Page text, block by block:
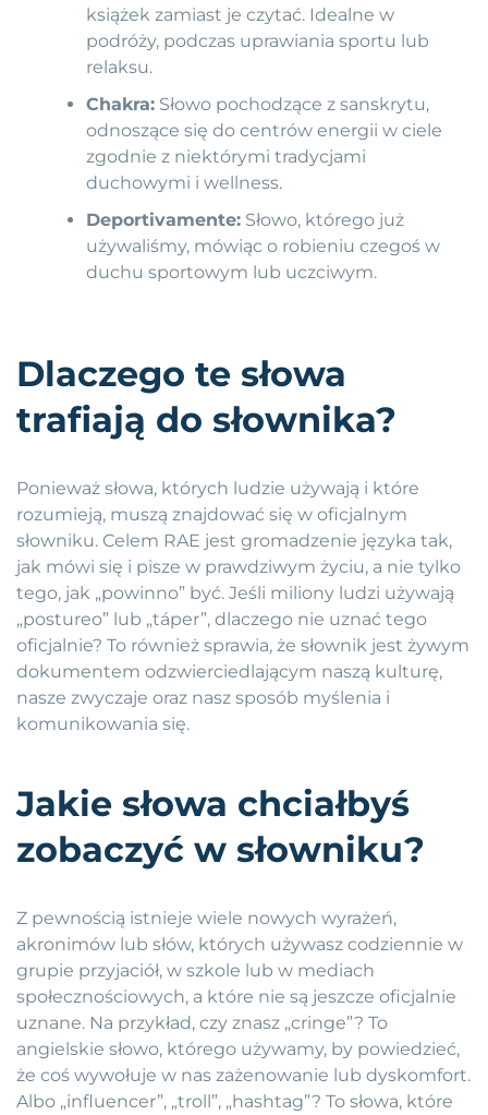
książek zamiast je czytać. Idealne w
podróży, podczas uprawiania sportu lub
relaksu.
Chakra: Słowo pochodzące z sanskrytu,
odnoszące się do centrów energii w ciele
zgodnie z niektórymi tradycjami
duchowymi i wellness.
Deportivamente: Słowo, którego już
używaliśmy, mówiąc o robieniu czegoś w
duchu sportowym lub uczciwym.
Dlaczego te słowa
trafiają do słownika?
Ponieważ słowa, których ludzie używają i które
rozumieją, muszą znajdować się w oficjalnym
słowniku. Celem RAE jest gromadzenie języka tak,
jak mówi się i pisze w prawdziwym życiu, a nie tylko
tego, jak „powinno” być. Jeśli miliony ludzi używają
„postureo” lub „táper”, dlaczego nie uznać tego
oficjalnie? To również sprawia, że słownik jest żywym
dokumentem odzwierciedlającym naszą kulturę,
nasze zwyczaje oraz nasz sposób myślenia i
komunikowania się.
Jakie słowa chciałbyś
zobaczyć w słowniku?
Z pewnością istnieje wiele nowych wyrażeń,
akronimów lub słów, których używasz codziennie w
grupie przyjaciół, w szkole lub w mediach
społecznościowych, a które nie są jeszcze oficjalnie
uznane. Na przykład, czy znasz „cringe”? To
angielskie słowo, którego używamy, by powiedzieć,
że coś wywołuje w nas zażenowanie lub dyskomfort.
Albo „influencer”, „troll”, „hashtag”? To słowa, które